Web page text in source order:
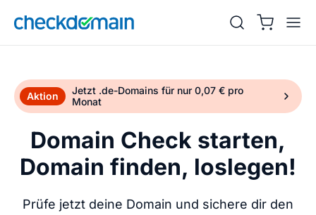
Aktion
Jetzt .de-Domains für nur 0,07 € pro
Monat
Domain Check starten,
Domain finden, loslegen!
Prüfe jetzt deine Domain und sichere dir den